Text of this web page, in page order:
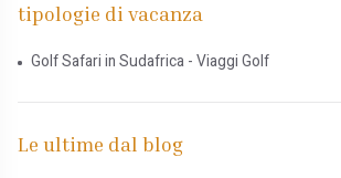
tipologie di vacanza
Golf Safari in Sudafrica - Viaggi Golf
Le ultime dal blog